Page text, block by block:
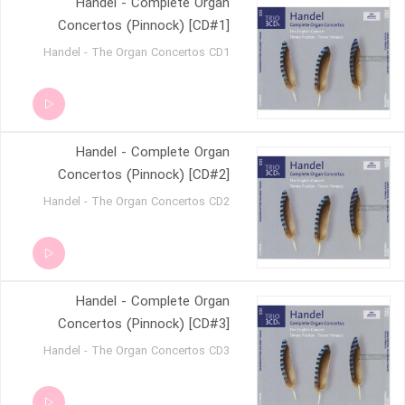
- Larghetto - allegro - alla siciliana -
allegro 06-Recorder Sonata in Bb major
- Allegro - adagio - allegro 07-Recorder
presto - adagio - alla breve - andante - a
tempo di minuet 08-Trio Sonata in F
major - Allegro - grave - allegro
Concertos (Pinnock) [CD#1]
Handel - The Organ Concertos CD1
Handel - Complete Organ
Concertos (Pinnock) [CD#2]
Handel - The Organ Concertos CD2
Handel - Complete Organ
Concertos (Pinnock) [CD#3]
Handel - The Organ Concertos CD3